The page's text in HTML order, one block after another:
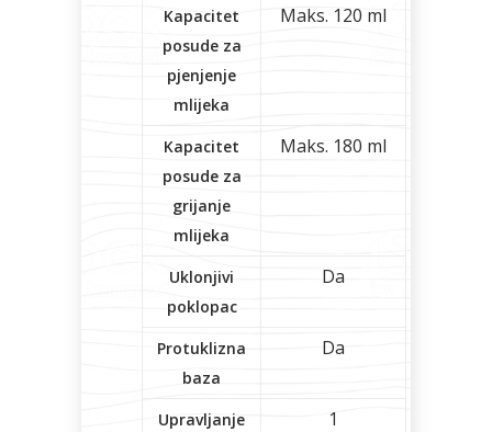
Kapacitet
posude za
pjenjenje
mlijeka
Maks. 120 ml
Kapacitet
posude za
grijanje
mlijeka
Maks. 180 ml
Uklonjivi
poklopac
Da
Protuklizna
baza
Da
Upravljanje
1